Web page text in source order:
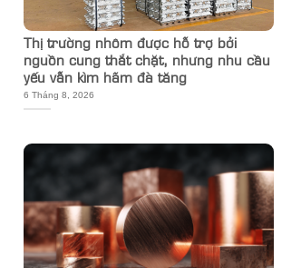
Thị trường nhôm được hỗ trợ bởi
nguồn cung thắt chặt, nhưng nhu cầu
yếu vẫn kìm hãm đà tăng
6 Tháng 8, 2026